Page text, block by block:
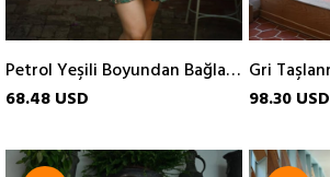
Petrol Yeşili Boyundan Bağlamalı Kısa İpek Elbise
68.48 USD
98.30 USD